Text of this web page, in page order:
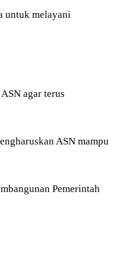
untuk melayani
agar terus
ASN mampu
Pemerintah